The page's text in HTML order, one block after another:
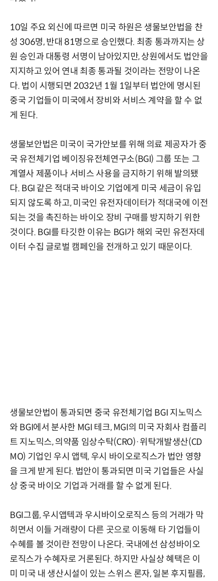
10일 주요 외신에 따르면 미국 하원은 생물보안법을 찬
성 306명, 반대 81명으로 승인했다. 최종 통과까지는 상
원 승인과 대통령 서명이 남아있지만, 상원에서도 법안을
지지하고 있어 연내 최종 통과될 것이라는 전망이 나온
다. 법이 시행되면 2032년 1월 1일부터 법안에 명시된
중국 기업들이 미국에서 장비와 서비스 계약을 할 수 없
게 된다.
생물보안법은 미국이 국가안보를 위해 의료 제공자가 중
국 유전체기업 베이징유전체연구소(BGI) 그룹 또는 그
계열사 제품이나 서비스 사용을 금지하기 위해 발의됐
다. BGI 같은 적대국 바이오 기업에게 미국 세금이 유입
되지 않도록 하고, 미국인 유전자데이터가 적대국에 이전
되는 것을 촉진하는 바이오 장비 구매를 방지하기 위한
것이다. BGI를 타깃한 이유는 BGI가 해외 국민 유전자데
이터 수집 글로벌 캠페인을 전개하고 있기 때문이다.
생물보안법이 통과되면 중국 유전체기업 BGI 지노믹스
와 BGI에서 분사한 MGI 테크, MGI의 미국 자회사 컴플리
트 지노믹스, 의약품 임상수탁(CRO)·위탁개발생산(CD
MO) 기업인 우시 앱텍, 우시 바이오로직스가 법안 영향
을 크게 받게 된다. 법안이 통과되면 미국 기업들은 사실
상 중국 바이오 기업과 거래를 할 수 없게 된다.
BGI그룹, 우시앱텍과 우시바이오로직스 등의 거래가 막
히면서 이들 거래량이 다른 곳으로 이동해 타 기업들이
수혜를 볼 것이란 전망이 나온다. 국내에선 삼성바이오
로직스가 수혜자로 거론된다. 하지만 사실상 혜택은 이
미 미국 내 생산시설이 있는 스위스 론자, 일본 후지필름,